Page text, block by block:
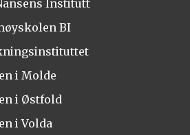
Institutt
BI
i Molde
i Østfold
i Volda